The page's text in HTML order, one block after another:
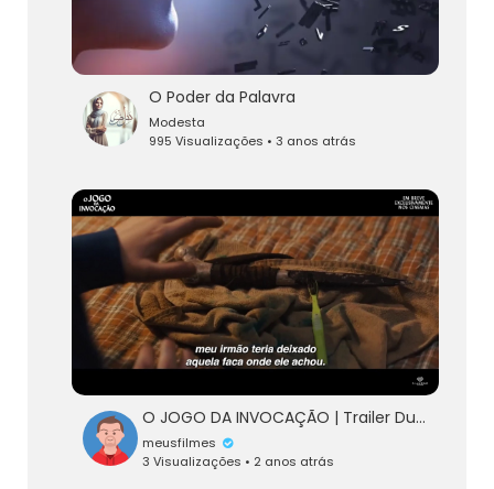
O Poder da Palavra
Modesta
995 Visualizações • 3 anos atrás
O JOGO DA INVOCAÇÃO | Trailer Dublado
meusfilmes
3 Visualizações • 2 anos atrás